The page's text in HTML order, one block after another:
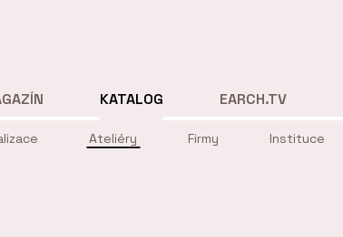
KATALOG
Ateliéry Firmy Instituce
EARCH.TV